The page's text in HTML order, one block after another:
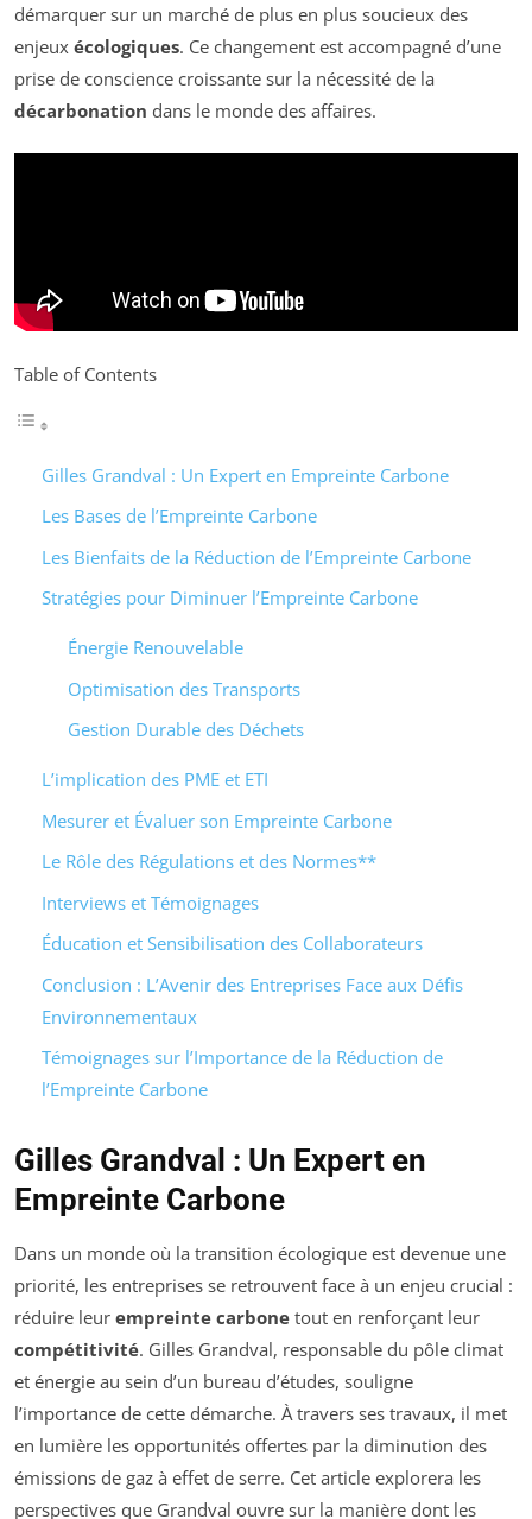
démarquer sur un marché de plus en plus soucieux des
enjeux écologiques. Ce changement est accompagné d’une
prise de conscience croissante sur la nécessité de la
décarbonation dans le monde des affaires.
Table of Contents
Gilles Grandval : Un Expert en Empreinte Carbone
Les Bases de l’Empreinte Carbone
Les Bienfaits de la Réduction de l’Empreinte Carbone
Stratégies pour Diminuer l’Empreinte Carbone
Énergie Renouvelable
Optimisation des Transports
Gestion Durable des Déchets
L’implication des PME et ETI
Mesurer et Évaluer son Empreinte Carbone
Le Rôle des Régulations et des Normes**
Interviews et Témoignages
Éducation et Sensibilisation des Collaborateurs
Conclusion : L’Avenir des Entreprises Face aux Défis
Environnementaux
Témoignages sur l’Importance de la Réduction de
l’Empreinte Carbone
Gilles Grandval : Un Expert en
Empreinte Carbone
Dans un monde où la transition écologique est devenue une
priorité, les entreprises se retrouvent face à un enjeu crucial :
réduire leur empreinte carbone tout en renforçant leur
compétitivité. Gilles Grandval, responsable du pôle climat
et énergie au sein d’un bureau d’études, souligne
l’importance de cette démarche. À travers ses travaux, il met
en lumière les opportunités offertes par la diminution des
émissions de gaz à effet de serre. Cet article explorera les
perspectives que Grandval ouvre sur la manière dont les